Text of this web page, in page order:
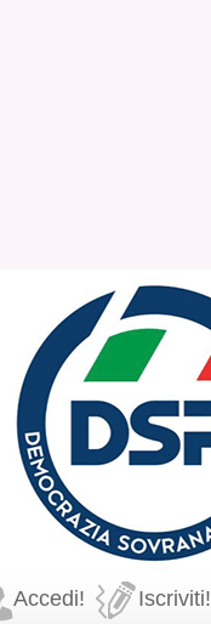
Accedi! Iscriviti!